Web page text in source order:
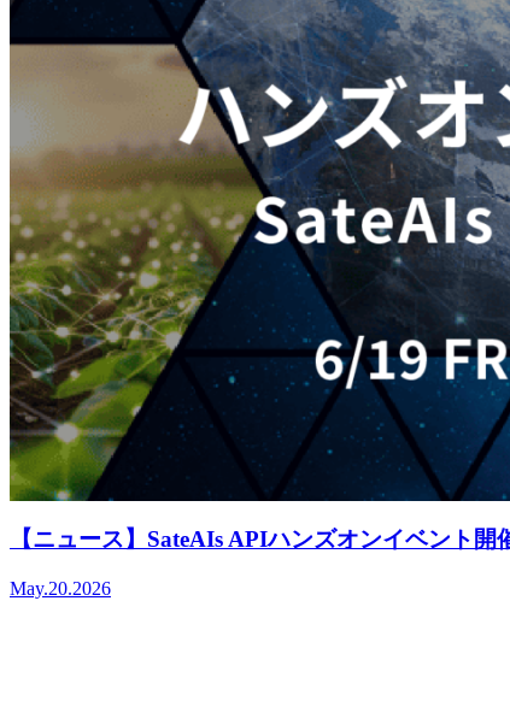
【ニュース】SateAIs APIハンズオンイベント開
May.20.2026